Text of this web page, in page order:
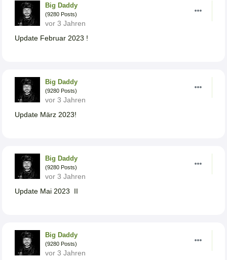
Big Daddy
(9280 Posts)
vor 3 Jahren
Update Februar 2023 !
Big Daddy
(9280 Posts)
vor 3 Jahren
Update März 2023!
Big Daddy
(9280 Posts)
vor 3 Jahren
Update Mai 2023 II
Big Daddy
(9280 Posts)
vor 3 Jahren